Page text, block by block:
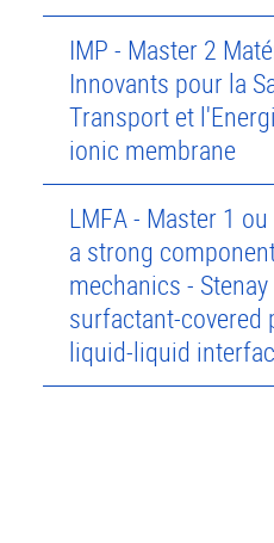
IMP - Master 2
Innovants pour la
Transport et
ionic membrane
LMFA - Master 1
a strong
mechanics -
surfactant-covered
liquid-liquid